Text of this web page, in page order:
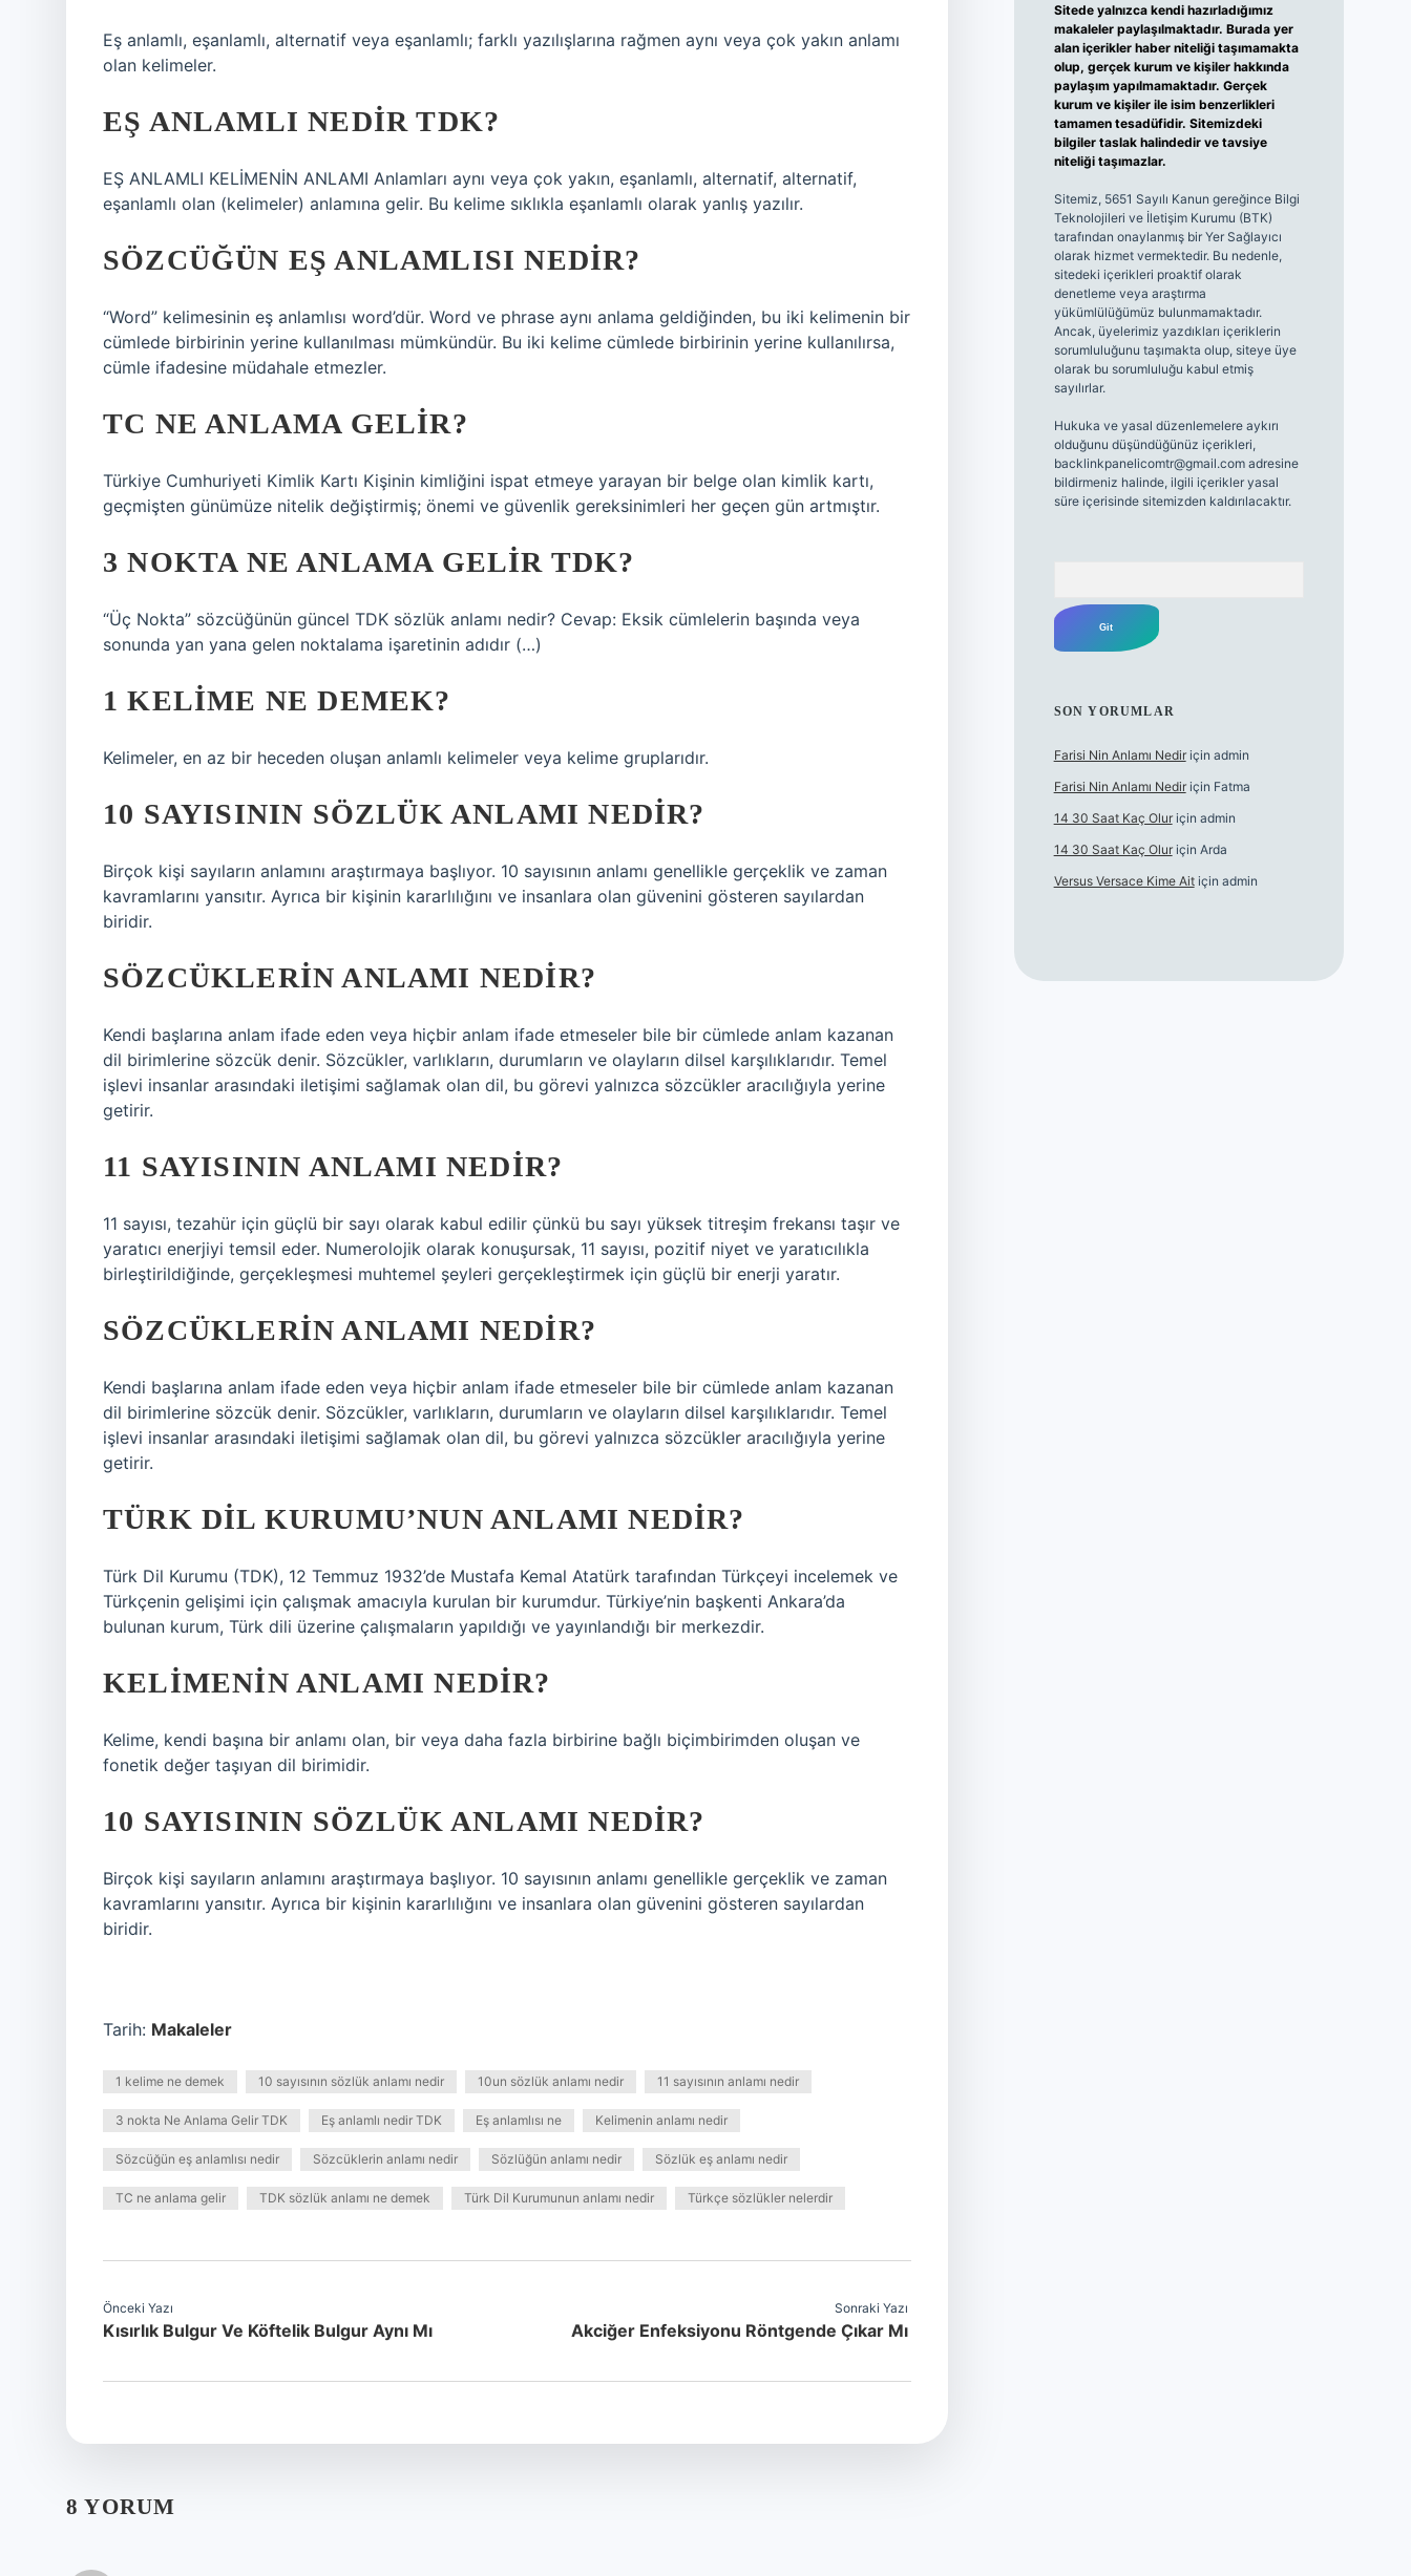
Eş anlamlı, eşanlamlı, alternatif veya eşanlamlı; farklı yazılışlarına rağmen aynı veya çok yakın anlamı
olan kelimeler.
EŞ ANLAMLI NEDIR TDK?
EŞ ANLAMLI KELİMENİN ANLAMI Anlamları aynı veya çok yakın, eşanlamlı, alternatif, alternatif,
eşanlamlı olan (kelimeler) anlamına gelir. Bu kelime sıklıkla eşanlamlı olarak yanlış yazılır.
SÖZCÜĞÜN EŞ ANLAMLISI NEDIR?
“Word” kelimesinin eş anlamlısı word’dür. Word ve phrase aynı anlama geldiğinden, bu iki kelimenin bir
cümlede birbirinin yerine kullanılması mümkündür. Bu iki kelime cümlede birbirinin yerine kullanılırsa,
cümle ifadesine müdahale etmezler.
TC NE ANLAMA GELIR?
Türkiye Cumhuriyeti Kimlik Kartı Kişinin kimliğini ispat etmeye yarayan bir belge olan kimlik kartı,
geçmişten günümüze nitelik değiştirmiş; önemi ve güvenlik gereksinimleri her geçen gün artmıştır.
3 NOKTA NE ANLAMA GELIR TDK?
“Üç Nokta” sözcüğünün güncel TDK sözlük anlamı nedir? Cevap: Eksik cümlelerin başında veya
sonunda yan yana gelen noktalama işaretinin adıdır (…)
1 KELIME NE DEMEK?
Kelimeler, en az bir heceden oluşan anlamlı kelimeler veya kelime gruplarıdır.
10 SAYISININ SÖZLÜK ANLAMI NEDIR?
Birçok kişi sayıların anlamını araştırmaya başlıyor. 10 sayısının anlamı genellikle gerçeklik ve zaman
kavramlarını yansıtır. Ayrıca bir kişinin kararlılığını ve insanlara olan güvenini gösteren sayılardan
biridir.
SÖZCÜKLERIN ANLAMI NEDIR?
Kendi başlarına anlam ifade eden veya hiçbir anlam ifade etmeseler bile bir cümlede anlam kazanan
dil birimlerine sözcük denir. Sözcükler, varlıkların, durumların ve olayların dilsel karşılıklarıdır. Temel
işlevi insanlar arasındaki iletişimi sağlamak olan dil, bu görevi yalnızca sözcükler aracılığıyla yerine
getirir.
11 SAYISININ ANLAMI NEDIR?
11 sayısı, tezahür için güçlü bir sayı olarak kabul edilir çünkü bu sayı yüksek titreşim frekansı taşır ve
yaratıcı enerjiyi temsil eder. Numerolojik olarak konuşursak, 11 sayısı, pozitif niyet ve yaratıcılıkla
birleştirildiğinde, gerçekleşmesi muhtemel şeyleri gerçekleştirmek için güçlü bir enerji yaratır.
SÖZCÜKLERIN ANLAMI NEDIR?
Kendi başlarına anlam ifade eden veya hiçbir anlam ifade etmeseler bile bir cümlede anlam kazanan
dil birimlerine sözcük denir. Sözcükler, varlıkların, durumların ve olayların dilsel karşılıklarıdır. Temel
işlevi insanlar arasındaki iletişimi sağlamak olan dil, bu görevi yalnızca sözcükler aracılığıyla yerine
getirir.
TÜRK DIL KURUMU’NUN ANLAMI NEDIR?
Türk Dil Kurumu (TDK), 12 Temmuz 1932’de Mustafa Kemal Atatürk tarafından Türkçeyi incelemek ve
Türkçenin gelişimi için çalışmak amacıyla kurulan bir kurumdur. Türkiye’nin başkenti Ankara’da
bulunan kurum, Türk dili üzerine çalışmaların yapıldığı ve yayınlandığı bir merkezdir.
KELIMENIN ANLAMI NEDIR?
Kelime, kendi başına bir anlamı olan, bir veya daha fazla birbirine bağlı biçimbirimden oluşan ve
fonetik değer taşıyan dil birimidir.
10 SAYISININ SÖZLÜK ANLAMI NEDIR?
Birçok kişi sayıların anlamını araştırmaya başlıyor. 10 sayısının anlamı genellikle gerçeklik ve zaman
kavramlarını yansıtır. Ayrıca bir kişinin kararlılığını ve insanlara olan güvenini gösteren sayılardan
biridir.
Tarih: Makaleler
1 kelime ne demek 10 sayısının sözlük anlamı nedir 10un sözlük anlamı nedir 11 sayısının anlamı nedir
3 nokta Ne Anlama Gelir TDK Eş anlamlı nedir TDK Eş anlamlısı ne Kelimenin anlamı nedir
Sözcüğün eş anlamlısı nedir Sözcüklerin anlamı nedir Sözlüğün anlamı nedir Sözlük eş anlamı nedir
TC ne anlama gelir TDK sözlük anlamı ne demek Türk Dil Kurumunun anlamı nedir Türkçe sözlükler nelerdir
Önceki Yazı
Kısırlık Bulgur Ve Köftelik Bulgur Aynı Mı
Sonraki Yazı
Akciğer Enfeksiyonu Röntgende Çıkar Mı
8 YORUM
Sitede yalnızca kendi hazırladığımız
makaleler paylaşılmaktadır. Burada yer
alan içerikler haber niteliği taşımamakta
olup, gerçek kurum ve kişiler hakkında
paylaşım yapılmamaktadır. Gerçek
kurum ve kişiler ile isim benzerlikleri
tamamen tesadüfidir. Sitemizdeki
bilgiler taslak halindedir ve tavsiye
niteliği taşımazlar.
Sitemiz, 5651 Sayılı Kanun gereğince Bilgi
Teknolojileri ve İletişim Kurumu (BTK)
tarafından onaylanmış bir Yer Sağlayıcı
olarak hizmet vermektedir. Bu nedenle,
sitedeki içerikleri proaktif olarak
denetleme veya araştırma
yükümlülüğümüz bulunmamaktadır.
Ancak, üyelerimiz yazdıkları içeriklerin
sorumluluğunu taşımakta olup, siteye üye
olarak bu sorumluluğu kabul etmiş
sayılırlar.
Hukuka ve yasal düzenlemelere aykırı
olduğunu düşündüğünüz içerikleri,
backlinkpanelicomtr@gmail.comadresine
bildirmeniz halinde, ilgili içerikler yasal
süre içerisinde sitemizden kaldırılacaktır.
SON YORUMLAR
Farisi Nin Anlamı Nediriçin admin
Farisi Nin Anlamı Nediriçin Fatma
14 30 Saat Kaç Oluriçin admin
14 30 Saat Kaç Oluriçin Arda
Versus Versace Kime Aitiçin admin